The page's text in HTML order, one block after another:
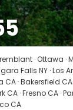
Ver· Ottawa ·
Falls NY · Los
· Bakersfield
· Fresno CA ·
CA